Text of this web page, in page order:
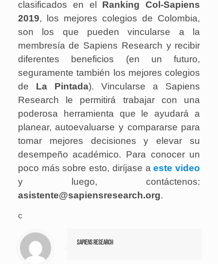
clasificados en el Ranking Col-Sapiens
2019, los mejores colegios de Colombia,
son los que pueden vincularse a la
membresía de Sapiens Research y recibir
diferentes beneficios (en un futuro,
seguramente también los mejores colegios
de La Pintada). Vincularse a Sapiens
Research le permitirá trabajar con una
poderosa herramienta que le ayudará a
planear, autoevaluarse y compararse para
tomar mejores decisiones y elevar su
desempeño académico. Para conocer un
poco más sobre esto, diríjase aeste video
y luego, contáctenos:
asistente@sapiensresearch.org.
c
Sapiens Research